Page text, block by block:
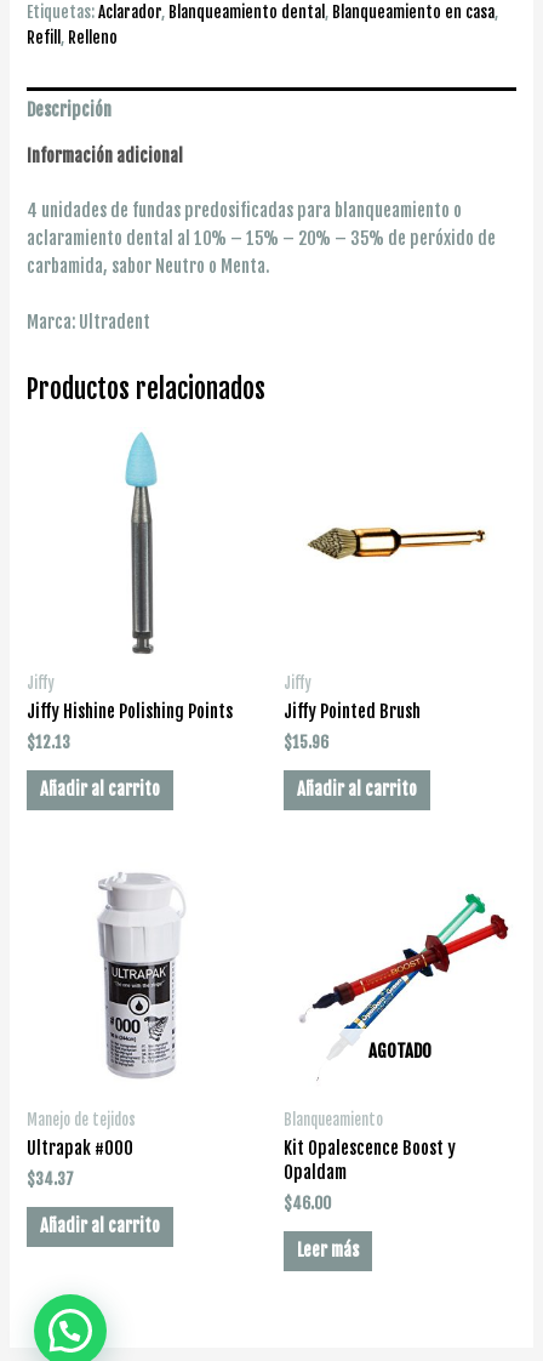
Etiquetas:Aclarador, Blanqueamiento dental , Blanqueamiento en casa,
Refill , Relleno
Descripción
Información adicional
4 unidades de fundas predosificadas para blanqueamiento o
aclaramiento dental al 10% – 15% – 20% – 35% de peróxido de
carbamida, sabor Neutro o Menta.
Marca: Ultradent
Productos relacionados
Jiffy
Jiffy Hishine Polishing Points
$12.13
Añadir al carrito
Jiffy
Jiffy Pointed Brush
$15.96
Añadir al carrito
Manejo de tejidos
Ultrapak #000
$34.37
Añadir al carrito
AGOTADO
Blanqueamiento
Kit Opalescence Boost y
Opaldam
$46.00
Leer más